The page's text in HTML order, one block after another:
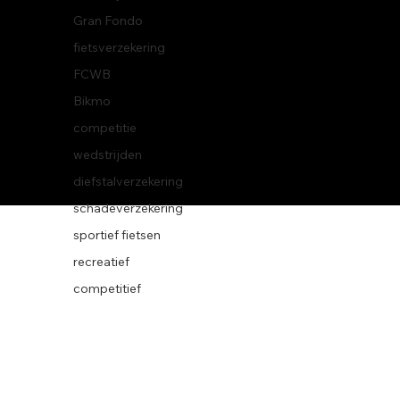
Gran Fondo
fietsverzekering
FCWB
Bikmo
competitie
wedstrijden
diefstalverzekering
schadeverzekering
sportief fietsen
recreatief
competitief